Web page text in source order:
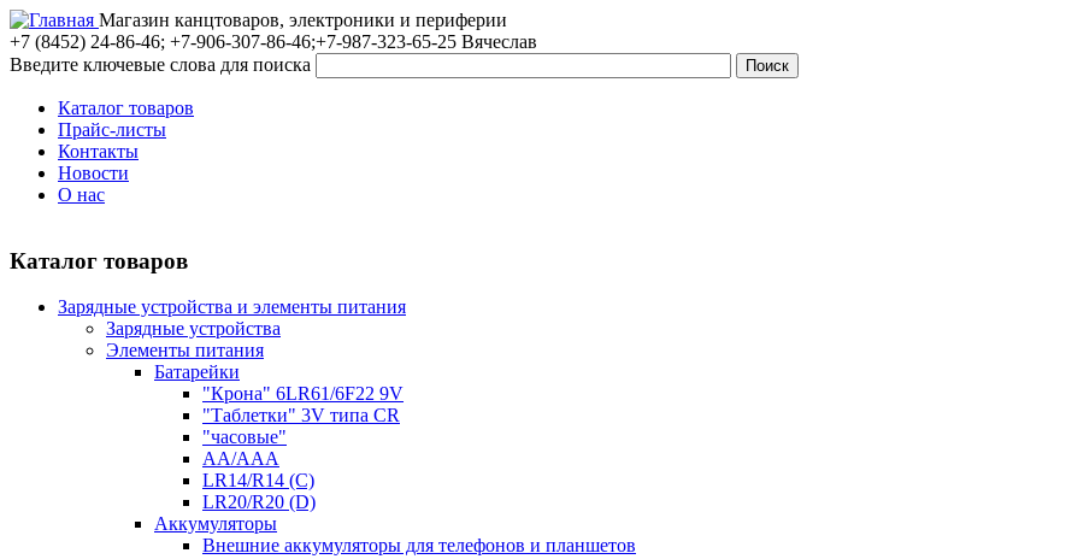
Магазин канцтоваров, электроники и периферии
+7 (8452) 24-86-46; +7-906-307-86-46;+7-987-323-65-25 Вячеслав
Введите ключевые слова для поиска
Каталог товаров
Прайс-листы
Контакты
Новости
О нас
Каталог товаров
Зарядные устройства и элементы питания
Зарядные устройства
Элементы питания
Батарейки
"Крона" 6LR61/6F22 9V
"Таблетки" 3V типа CR
"часовые"
AA/AAA
LR14/R14 (C)
LR20/R20 (D)
Аккумуляторы
Внешние аккумуляторы для телефонов и планшетов